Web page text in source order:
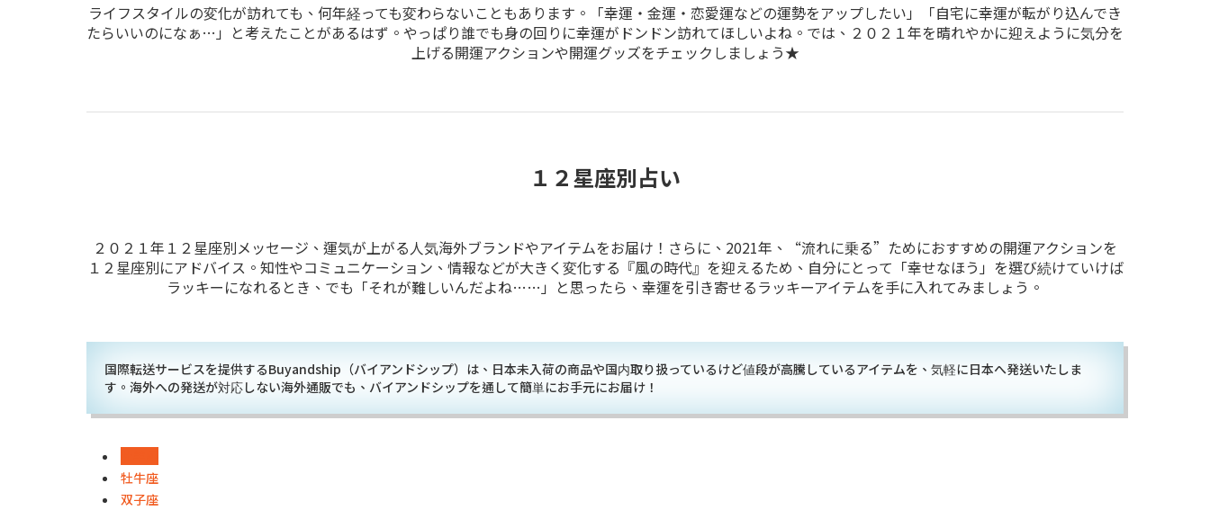
ライフスタイルの変化が訪れても、何年経っても変わらないこともあります。「幸運・金運・恋愛運などの運勢をアップしたい」「自宅に幸運が転がり込んでき
たらいいのになぁ…」と考えたことがあるはず。やっぱり誰でも身の回りに幸運がドンドン訪れてほしいよね。では、２０２１年を晴れやかに迎えように気分を
上げる開運アクションや開運グッズをチェックしましょう★
１２星座別占い
２０２１年１２星座別メッセージ、運気が上がる人気海外ブランドやアイテムをお届け！さらに、2021年、“流れに乗る”ためにおすすめの開運アクションを
１２星座別にアドバイス。知性やコミュニケーション、情報などが大きく変化する『風の時代』を迎えるため、自分にとって「幸せなほう」を選び続けていけば
ラッキーになれるとき、でも「それが難しいんだよね……」と思ったら、幸運を引き寄せるラッキーアイテムを手に入れてみましょう。
国際転送サービスを提供するBuyandship（バイアンドシップ）は、日本未入荷の商品や国内取り扱っているけど値段が高騰しているアイテムを、気軽に日本へ発送いたしま
す。海外への発送が対応しない海外通販でも、バイアンドシップを通して簡単にお手元にお届け！
牡牛座
双子座